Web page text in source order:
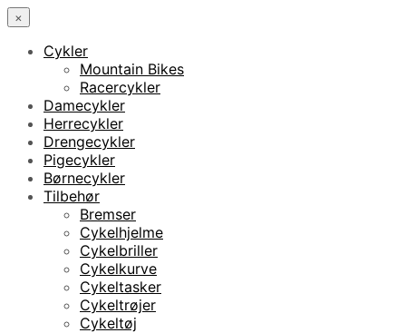
×
Cykler
Mountain Bikes
Racercykler
Damecykler
Herrecykler
Drengecykler
Pigecykler
Børnecykler
Tilbehør
Bremser
Cykelhjelme
Cykelbriller
Cykelkurve
Cykeltasker
Cykeltrøjer
Cykeltøj